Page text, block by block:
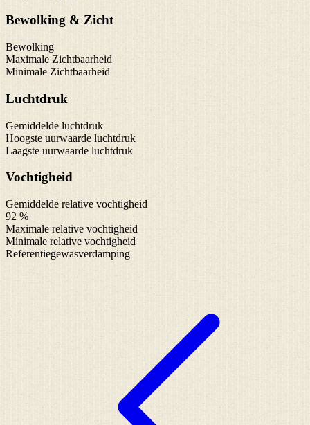
Bewolking & Zicht
Bewolking
Maximale Zichtbaarheid
Minimale Zichtbaarheid
Luchtdruk
Gemiddelde luchtdruk
Hoogste uurwaarde luchtdruk
Laagste uurwaarde luchtdruk
Vochtigheid
Gemiddelde relative vochtigheid
92 %
Maximale relative vochtigheid
Minimale relative vochtigheid
Referentiegewasverdamping